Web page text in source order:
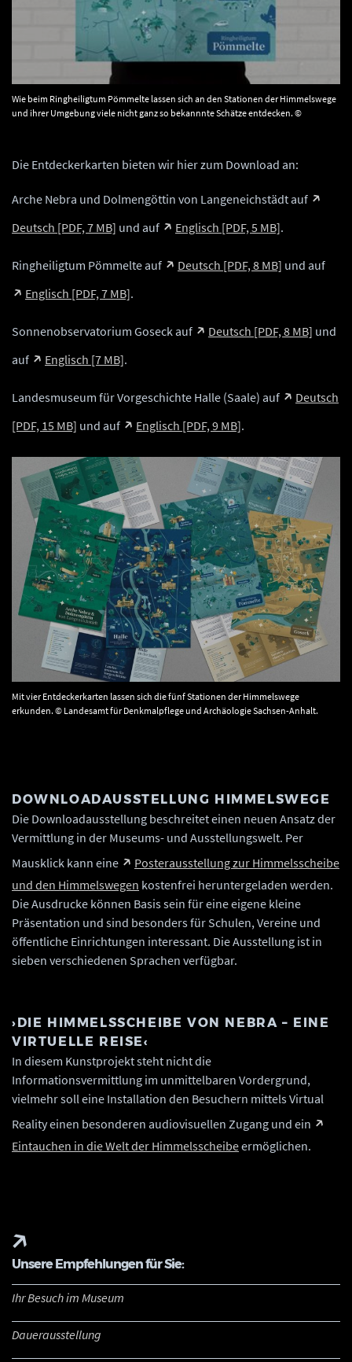
Wie beim Ringheiligtum Pömmelte lassen sich an den Stationen der Himmelswege
und ihrer Umgebung viele nicht ganz so bekannnte Schätze entdecken. ©
Die Entdeckerkarten bieten wir hier zum Download an:
Arche Nebra und Dolmengöttin von Langeneichstädt auf
Deutsch [PDF, 7 MB] und auf Englisch [PDF, 5 MB].
Ringheiligtum Pömmelte auf Deutsch [PDF, 8 MB] und auf
Englisch [PDF, 7 MB].
Sonnenobservatorium Goseck auf Deutsch [PDF, 8 MB] und
auf
Englisch [7 MB].
Landesmuseum für Vorgeschichte Halle (Saale) auf
Deutsch
[PDF, 15 MB] und auf Englisch [PDF, 9 MB].
Mit vier Entdeckerkarten lassen sich die fünf Stationen der Himmelswege
erkunden. © Landesamt für Denkmalpflege und Archäologie Sachsen-Anhalt.
DOWNLOADAUSSTELLUNG HIMMELSWEGE
Die Downloadausstellung beschreitet einen neuen Ansatz der
Vermittlung in der Museums- und Ausstellungswelt. Per
Mausklick kann eine
Posterausstellung zur Himmelsscheibe
und den Himmelswegen kostenfrei heruntergeladen werden.
Die Ausdrucke können Basis sein für eine eigene kleine
Präsentation und sind besonders für Schulen, Vereine und
öffentliche Einrichtungen interessant. Die Ausstellung ist in
sieben verschiedenen Sprachen verfügbar.
›DIE HIMMELSSCHEIBE VON NEBRA – EINE
VIRTUELLE REISE‹
In diesem Kunstprojekt steht nicht die
Informationsvermittlung im unmittelbaren Vordergrund,
vielmehr soll eine Installation den Besuchern mittels Virtual
Reality einen besonderen audiovisuellen Zugang und ein
Eintauchen in die Welt der Himmelsscheibeermöglichen.
Unsere Empfehlungen für Sie:
Ihr Besuch im Museum
Dauerausstellung